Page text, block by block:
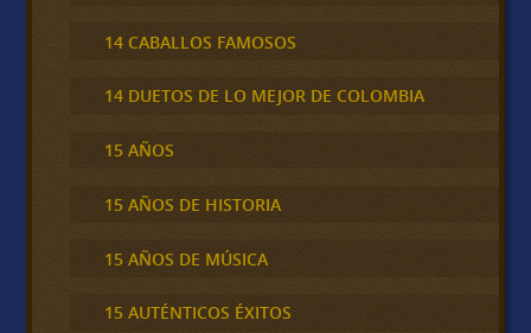
14 CABALLOS FAMOSOS
14 DUETOS DE LO MEJOR DE COLOMBIA
15 AÑOS
15 AÑOS DE HISTORIA
15 AÑOS DE MÚSICA
15 AUTÉNTICOS ÉXITOS